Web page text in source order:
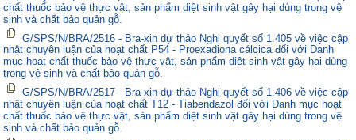
chất thuốc bảo vệ thực vật, sản phẩm diệt sinh vật gây hại dùng trong vệ
sinh và chất bảo quản gỗ.
G/SPS/N/BRA/2516 - Bra-xin dự thảo Nghị quyết số 1.405 về việc cập
nhật chuyên luận của hoạt chất P54 - Proexadiona cálcica đối với Danh
mục hoạt chất thuốc bảo vệ thực vật, sản phẩm diệt sinh vật gây hại dùng
trong vệ sinh và chất bảo quản gỗ.
G/SPS/N/BRA/2517 - Bra-xin dự thảo Nghị quyết số 1.406 về việc cập
nhật chuyên luận của hoạt chất T12 - Tiabendazol đối với Danh mục hoạt
chất thuốc bảo vệ thực vật, sản phẩm diệt sinh vật gây hại dùng trong vệ
sinh và chất bảo quản gỗ.